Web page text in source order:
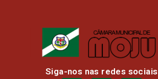
Siga-nos nas redes sociais